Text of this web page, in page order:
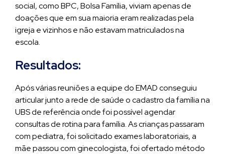
social, como BPC, Bolsa Família, viviam apenas de
doações que em sua maioria eram realizadas pela
igreja e vizinhos e não estavam matriculados na
escola.
Resultados:
Após várias reuniões a equipe do EMAD conseguiu
articular junto a rede de saúde o cadastro da família na
UBS de referência onde foi possível agendar
consultas de rotina para família. As crianças passaram
com pediatra, foi solicitado exames laboratoriais, a
mãe passou com ginecologista, foi ofertado método